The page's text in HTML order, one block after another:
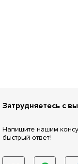
Затрудняетесь с
Напишите нашим
быстрый ответ!